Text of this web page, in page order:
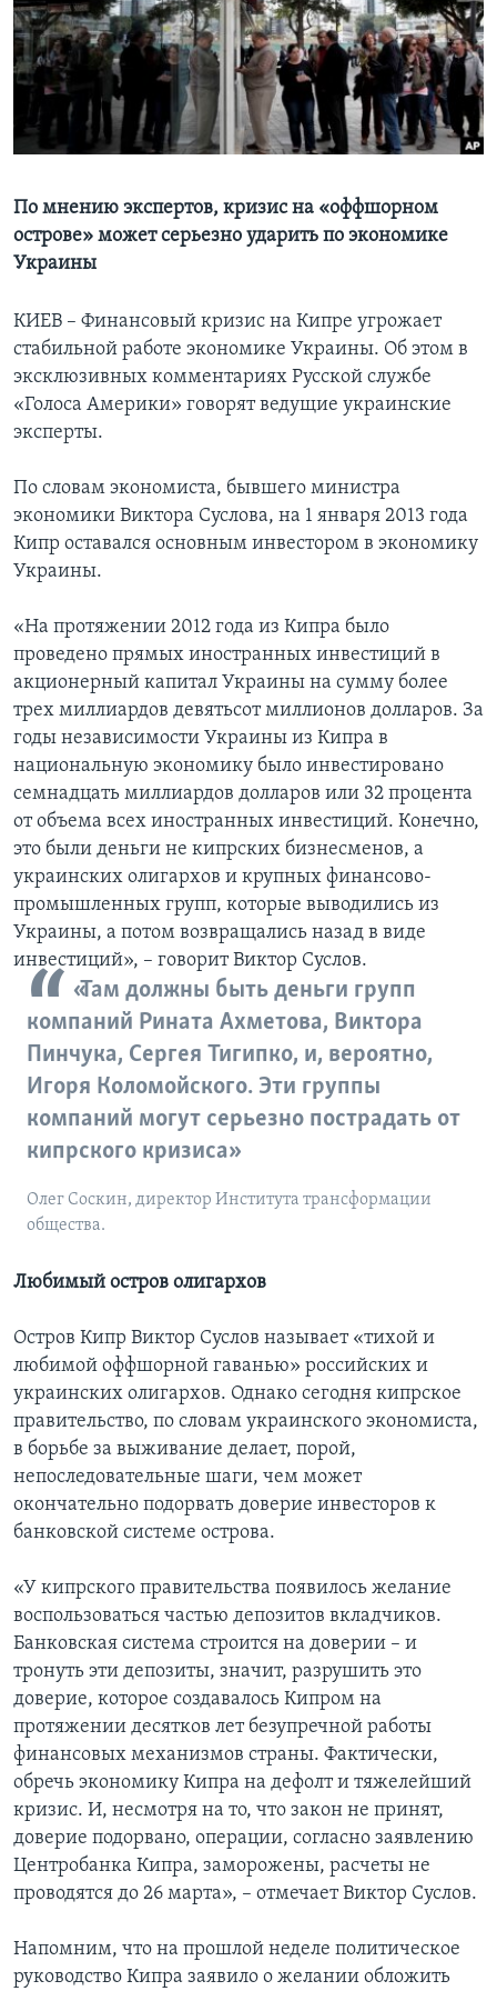
Learning English
СОЦИАЛЬНЫЕ СЕТИ
Языки
По мнению экспертов, кризис на «оффшорном
острове» может серьезно ударить по экономике
Украины
КИЕВ – Финансовый кризис на Кипре угрожает
стабильной работе экономике Украины. Об этом в
эксклюзивных комментариях Русской службе
«Голоса Америки» говорят ведущие украинские
эксперты.
По словам экономиста, бывшего министра
экономики Виктора Суслова, на 1 января 2013 года
Кипр оставался основным инвестором в экономику
Украины.
«На протяжении 2012 года из Кипра было
проведено прямых иностранных инвестиций в
акционерный капитал Украины на сумму более
трех миллиардов девятьсот миллионов долларов. За
годы независимости Украины из Кипра в
национальную экономику было инвестировано
семнадцать миллиардов долларов или 32 процента
от объема всех иностранных инвестиций. Конечно,
это были деньги не кипрских бизнесменов, а
украинских олигархов и крупных финансово-
промышленных групп, которые выводились из
Украины, а потом возвращались назад в виде
инвестиций», – говорит Виктор Суслов.
«Там должны быть деньги групп
компаний Рината Ахметова, Виктора
Пинчука, Сергея Тигипко, и, вероятно,
Игоря Коломойского. Эти группы
компаний могут серьезно пострадать от
кипрского кризиса»
Олег Соскин, директор Института трансформации
общества.
Любимый остров олигархов
Остров Кипр Виктор Суслов называет «тихой и
любимой оффшорной гаванью» российских и
украинских олигархов. Однако сегодня кипрское
правительство, по словам украинского экономиста,
в борьбе за выживание делает, порой,
непоследовательные шаги, чем может
окончательно подорвать доверие инвесторов к
банковской системе острова.
«У кипрского правительства появилось желание
воспользоваться частью депозитов вкладчиков.
Банковская система строится на доверии – и
тронуть эти депозиты, значит, разрушить это
доверие, которое создавалось Кипром на
протяжении десятков лет безупречной работы
финансовых механизмов страны. Фактически,
обречь экономику Кипра на дефолт и тяжелейший
кризис. И, несмотря на то, что закон не принят,
доверие подорвано, операции, согласно заявлению
Центробанка Кипра, заморожены, расчеты не
проводятся до 26 марта», – отмечает Виктор Суслов.
Напомним, что на прошлой неделе политическое
руководство Кипра заявило о желании обложить